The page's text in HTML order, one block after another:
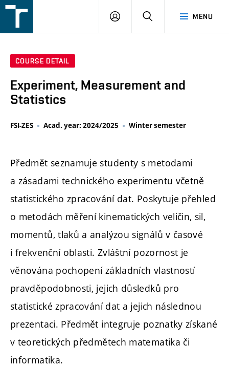
v
MENU
LOGIN SEARCH
COURSE DETAIL
Experiment, Measurement and
Statistics
FSI-ZES Acad. year: 2024/2025 Winter semester
Předmět seznamuje studenty s metodami
a zásadami technického experimentu včetně
statistického zpracování dat. Poskytuje přehled
o metodách měření kinematických veličin, sil,
momentů, tlaků a analýzou signálů v časové
i frekvenční oblasti. Zvláštní pozornost je
věnována pochopení základních vlastností
pravděpodobnosti, jejich důsledků pro
statistické zpracování dat a jejich následnou
prezentaci. Předmět integruje poznatky získané
v teoretických předmětech matematika či
informatika.